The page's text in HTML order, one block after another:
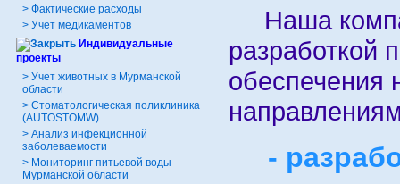
> Фактические расходы
> Учет медикаментов
Индивидуальные
проекты
> Учет животных в Мурманской
области
> Стоматологическая поликлиника
(AUTOSTOMW)
> Анализ инфекционной
заболеваемости
> Мониторинг питьевой воды
Мурманской области
Наша
разработкой
обеспечения
-